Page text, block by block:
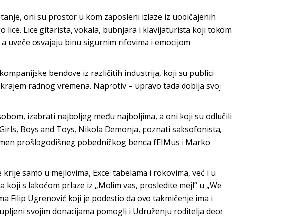
oni su prostor u kom zaposleni izlaze iz uobičajenih
lice. Lice gitarista, vokala, bubnjara i klavijaturista koji tokom
uveče osvajaju binu sigurnim rifovima i emocijom
bendove iz različitih industrija, koji su publici
radnog vremena. Naprotiv – upravo tada dobija svoj
izabrati najboljeg među najboljima, a oni koji su odlučili
Boys and Toys, Nikola Demonja, poznati saksofonista,
prošlogodišneg pobedničkog benda fEIMus i Marko
samo u mejlovima, Excel tabelama i rokovima, već i u
s lakoćom prlaze iz „Molim vas, prosledite mejl“ u „We
Filip Ugrenović koji je podestio da ovo takmičenje ima i
svojim donacijama pomogli i Udruženju roditelja dece